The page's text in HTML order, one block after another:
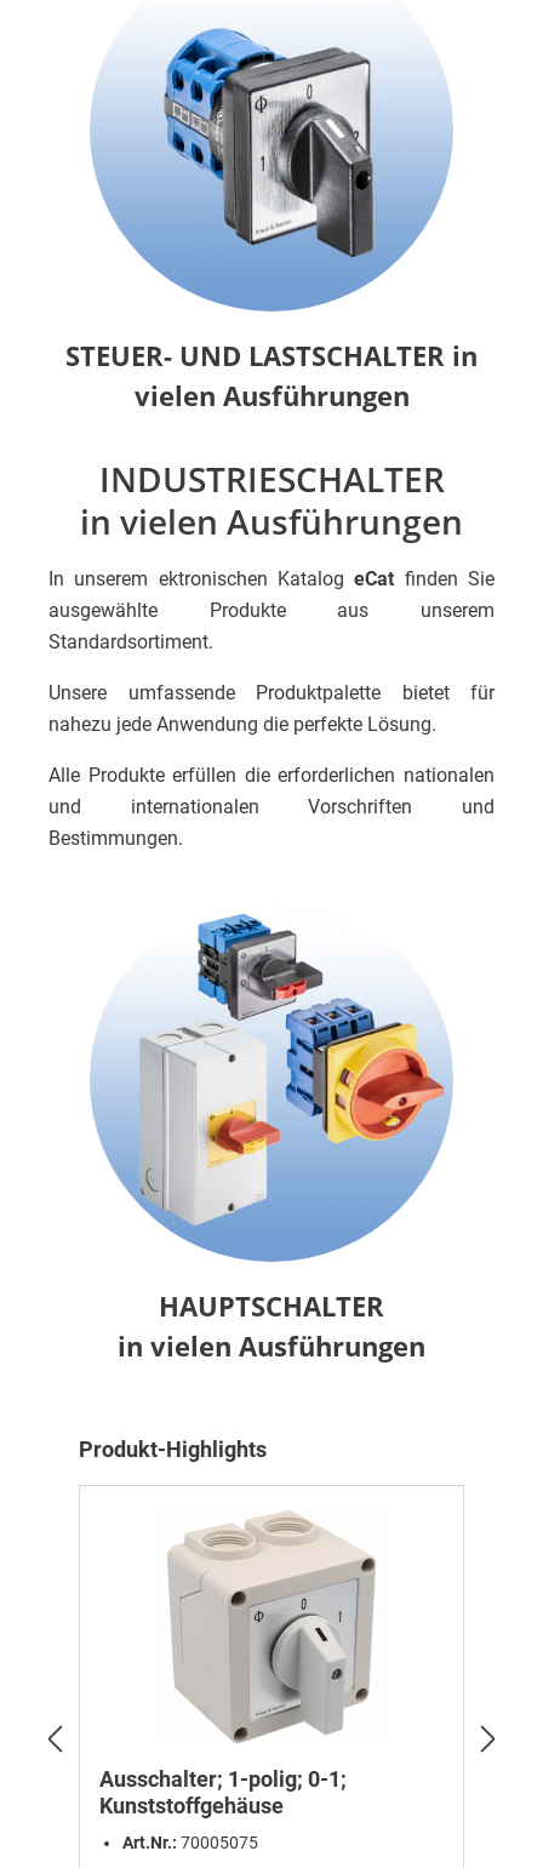
STEUER- UND LASTSCHALTER in
vielen Ausführungen
INDUSTRIESCHALTER
in vielen Ausführungen
In unserem ektronischen KatalogeCat finden Sie
ausgewählte Produkte aus unserem
Standardsortiment.
Unsere umfassende Produktpalette bietet für
nahezu jede Anwendung die perfekte Lösung.
Alle Produkte erfüllen die erforderlichen nationalen
und internationalen Vorschriften und
Bestimmungen.
HAUPTSCHALTER
in vielen Ausführungen
Produktgalerie überspringen
Produkt-Highlights
Ausschalter; 1-polig; 0-1;
Kunststoffgehäuse
Art.Nr.: 70005075